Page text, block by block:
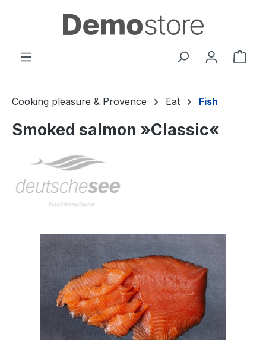
Passa al contenuto principale
Il
Cooking pleasure & Provence Eat Fish
Smoked salmon »Classic«